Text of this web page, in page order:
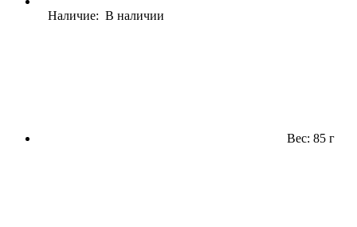
Наличие: В наличии
Вес: 85 г